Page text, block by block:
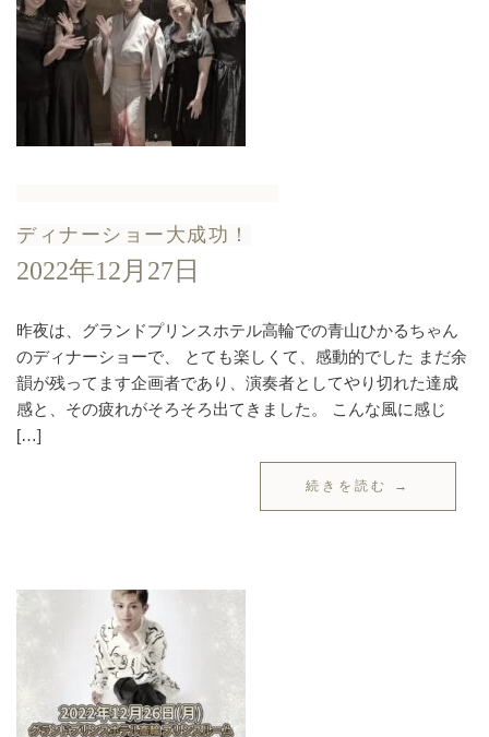
ディナーショー大成功！
2022年12月27日
昨夜は、グランドプリンスホテル高輪での青山ひかるちゃん
のディナーショーで、 とても楽しくて、感動的でした まだ余
韻が残ってます企画者であり、演奏者としてやり切れた達成
感と、その疲れがそろそろ出てきました。 こんな風に感じ
[…]
続きを読む →